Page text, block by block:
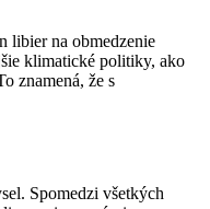
libier na obmedzenie
klimatické politiky, ako
znamená, že s
Spomedzi všetkých